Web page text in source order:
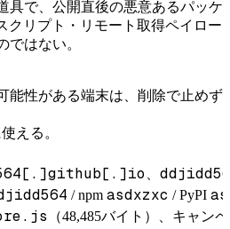
具で、公開直後の悪意あるパッケ
クリプト・リモート取得ペイロー
ではない。
能性がある端末は、削除で止めず
える。
/ npm asdxzxc / PyPI
（48,485バイト）、キャン